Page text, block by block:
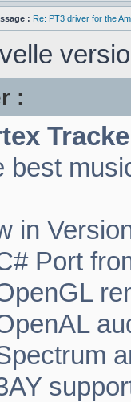
: Re: PT3 driver for the
:
best
in
Port